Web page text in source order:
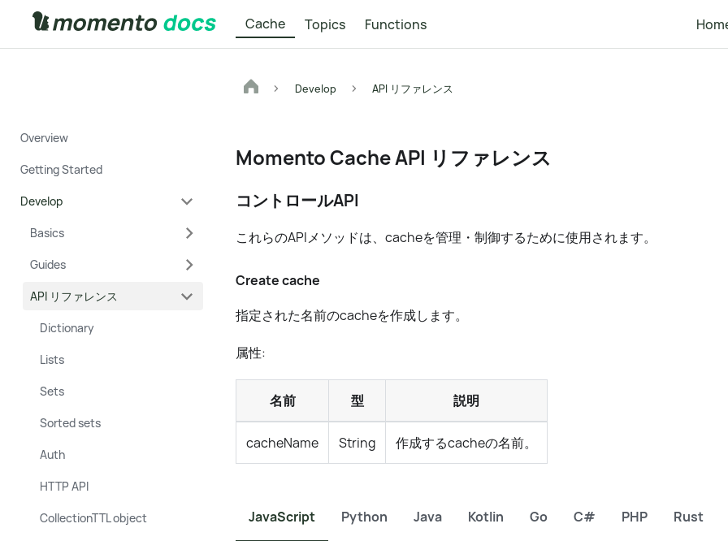
Cache Topics Functions
Overview
Getting Started
Develop
Basics
Guides
API リファレンス
Dictionary
Lists
Sets
Sorted sets
Auth
HTTP API
CollectionTTL object
Develop API リファレンス
Momento Cache API リファレンス
コントロールAPI
これらのAPIメソッドは、cacheを管理・制御するために使用されます。
Create cache
指定された名前のcacheを作成します。
属性:
名前 型 説明
cacheName String 作成するcacheの名前。
JavaScript Python Java Kotlin Go C# PHP Rust